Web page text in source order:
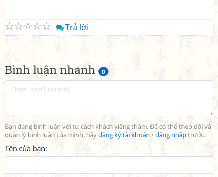
Bình luận nhanh 0
Bạn đang bình luận với tư cách khách viếng thăm. Để có thể theo dõi và
quản lý bình luận của mình, hãyđăng ký tài khoản /đăng nhậptrước.
Tên của bạn:
☆
☆
☆
☆
☆ Trả lời